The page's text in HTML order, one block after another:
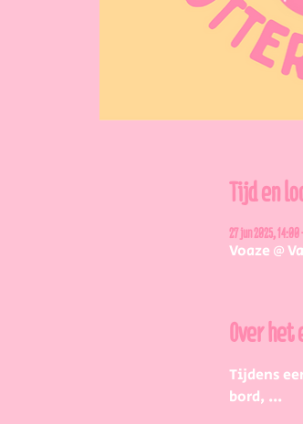
Tijd en
27 jun 2025,
Voaze @
Over
Tijdens
bord, ...